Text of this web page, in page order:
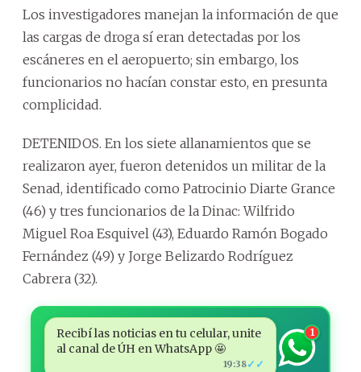
Los investigadores manejan la información de que
las cargas de droga sí eran detectadas por los
escáneres en el aeropuerto; sin embargo, los
funcionarios no hacían constar esto, en presunta
complicidad.
DETENIDOS. En los siete allanamientos que se
realizaron ayer, fueron detenidos un militar de la
Senad, identificado como Patrocinio Diarte Grance
(46) y tres funcionarios de la Dinac: Wilfrido
Miguel Roa Esquivel (43), Eduardo Ramón Bogado
Fernández (49) y Jorge Belizardo Rodríguez
Cabrera (32).
Recibí las noticias en tu celular, unite
al canal de ÚH en WhatsApp 🤩
19:38✓✓
1